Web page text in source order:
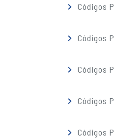
Códigos
Códigos
Códigos
Códigos
Códigos